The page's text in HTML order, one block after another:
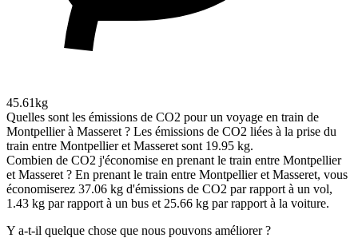
45.61kg
Quelles sont les émissions de CO2 pour un voyage en train de
Montpellier à Masseret ? Les émissions de CO2 liées à la prise du
train entre Montpellier et Masseret sont 19.95 kg.
Combien de CO2 j'économise en prenant le train entre Montpellier
et Masseret ? En prenant le train entre Montpellier et Masseret, vous
économiserez 37.06 kg d'émissions de CO2 par rapport à un vol,
1.43 kg par rapport à un bus et 25.66 kg par rapport à la voiture.
Y a-t-il quelque chose que nous pouvons améliorer ?